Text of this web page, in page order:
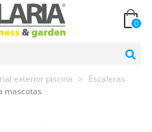
0
exterior piscina > Escaleras
mascotas